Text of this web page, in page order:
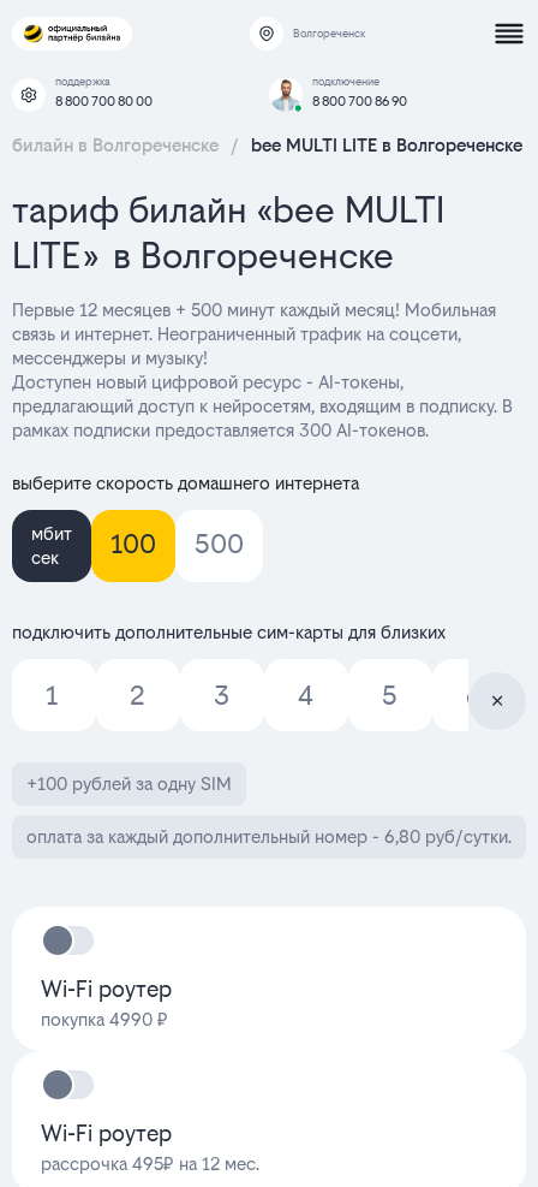
Волгореченск
поддержка
8 800 700 80 00
подключение
8 800 700 86 90
билайн в Волгореченске / bee MULTI LITE в Волгореченске
тариф билайн «bee MULTI
LITE» в Волгореченске
Первые 12 месяцев + 500 минут каждый месяц! Мобильная
связь и интернет. Неограниченный трафик на соцсети,
мессенджеры и музыку!
Доступен новый цифровой ресурс - AI-токены,
предлагающий доступ к нейросетям, входящим в подписку. В
рамках подписки предоставляется 300 AI-токенов.
выберите скорость домашнего интернета
мбит
сек
100 500
подключить дополнительные сим-карты для близких
1 2 3 4 5 6
+100 рублей за одну SIM
оплата за каждый дополнительный номер - 6,80 руб/сутки.
Wi-Fi роутер
покупка 4990 ₽
Wi-Fi роутер
рассрочка 495₽ на 12 мес.